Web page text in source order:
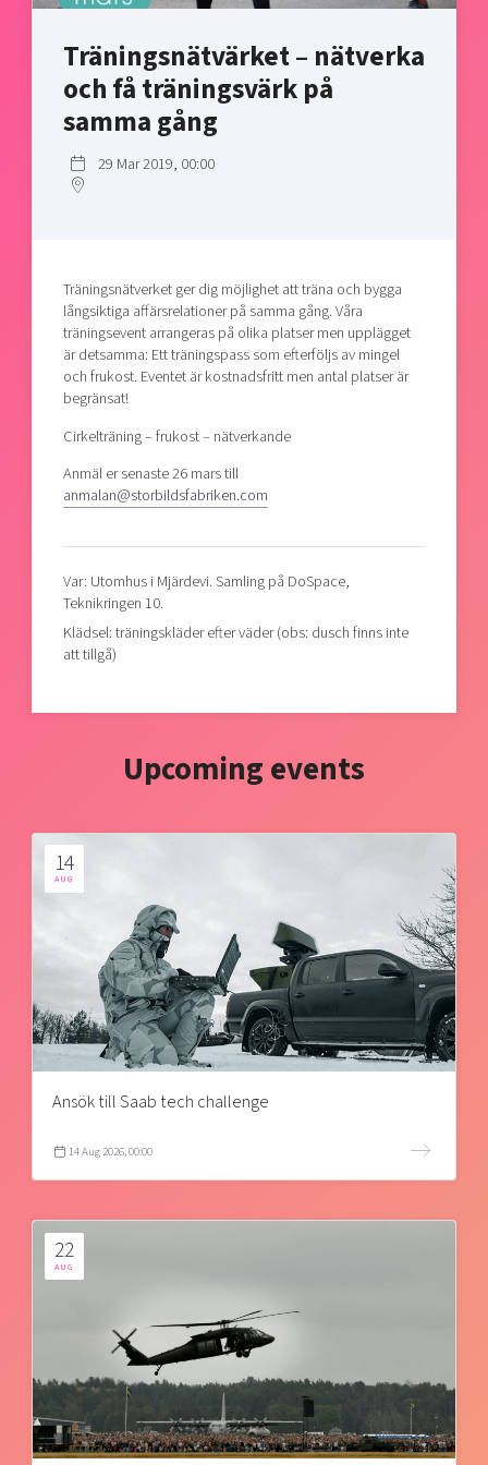
Shaping cities and regions
Bright East
East Sweden Tech Women
Reversed mentorship
Talent & skills
Startup & industry collaboration
Offers to boost your business
Projects
Publications
Project toolbox
Reach out to us
Locations
Today's lunch in Mjärdevi
Träningsnätvärket – nätverka
och få träningsvärk på
samma gång
29 Mar 2019, 00:00
Träningsnätverket ger dig möjlighet att träna och bygga
långsiktiga affärsrelationer på samma gång. Våra
träningsevent arrangeras på olika platser men upplägget
är detsamma: Ett träningspass som efterföljs av mingel
och frukost. Eventet är kostnadsfritt men antal platser är
begränsat!
Cirkelträning – frukost – nätverkande
Anmäl er senaste 26 mars till
anmalan@storbildsfabriken.com
Var: Utomhus i Mjärdevi. Samling på DoSpace,
Teknikringen 10.
Klädsel: träningskläder efter väder (obs: dusch finns inte
att tillgå)
Upcoming events
14
AUG
Ansök till Saab tech challenge
14 Aug 2026, 00:00
22
AUG